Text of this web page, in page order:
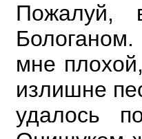
мне
излишне
удалось